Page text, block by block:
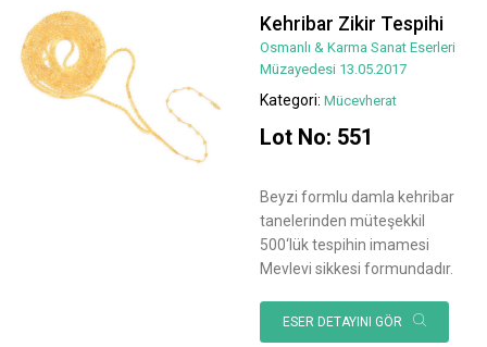
Kehribar Zikir Tespihi
Osmanlı & Karma Sanat Eserleri
Müzayedesi 13.05.2017
Kategori: Mücevherat
Lot No: 551
Beyzi formlu damla kehribar
tanelerinden müteşekkil
500‘lük tespihin imamesi
Mevlevi sikkesi formundadır.
ESER DETAYINI GÖR